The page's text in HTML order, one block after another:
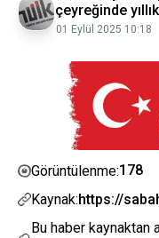
çeyreğinde
01 Eylül 2025 10:18
Görüntülenme:178
Kaynak:https://
Bu haber kaynaktan